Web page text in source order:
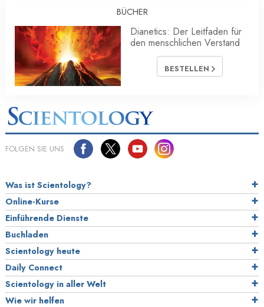
BÜCHER
Dianetics: Der Leitfaden für
den menschlichen Verstand
BESTELLEN
FOLGEN SIE UNS
Was ist Scientology?
Online-Kurse
Einführende Dienste
Buchladen
Scientology heute
Daily Connect
Scientology in aller Welt
Wie wir helfen